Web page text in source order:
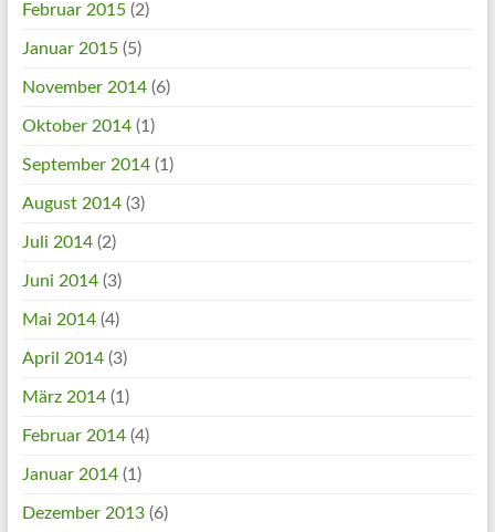
Februar 2015(2)
Januar 2015(5)
November 2014(6)
Oktober 2014(1)
September 2014(1)
August 2014(3)
Juli 2014(2)
Juni 2014(3)
Mai 2014(4)
April 2014(3)
März 2014(1)
Februar 2014(4)
Januar 2014(1)
Dezember 2013(6)